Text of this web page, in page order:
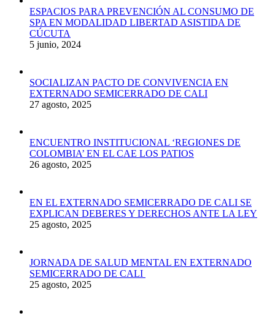
ESPACIOS PARA PREVENCIÓN AL CONSUMO DE
SPA EN MODALIDAD LIBERTAD ASISTIDA DE
CÚCUTA
5 junio, 2024
SOCIALIZAN PACTO DE CONVIVENCIA EN
EXTERNADO SEMICERRADO DE CALI
27 agosto, 2025
ENCUENTRO INSTITUCIONAL ‘REGIONES DE
COLOMBIA’ EN EL CAE LOS PATIOS
26 agosto, 2025
EN EL EXTERNADO SEMICERRADO DE CALI SE
EXPLICAN DEBERES Y DERECHOS ANTE LA LEY
25 agosto, 2025
JORNADA DE SALUD MENTAL EN EXTERNADO
SEMICERRADO DE CALI
25 agosto, 2025